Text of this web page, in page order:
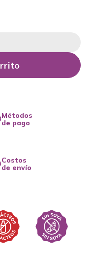
Métodos
de pago
Costos
de envío